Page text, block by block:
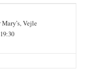
Vejle